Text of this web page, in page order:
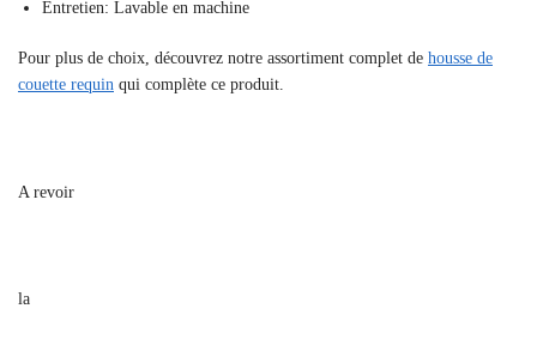
Entretien: Lavable en machine
Pour plus de choix, découvrez notre assortiment complet de housse de
couette requin qui complète ce produit.
A revoir
la